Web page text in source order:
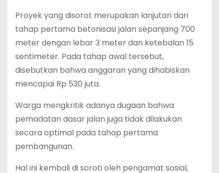
‎Proyek yang disorot merupakan lanjutan dari
tahap pertama betonisasi jalan sepanjang 700
meter dengan lebar 3 meter dan ketebalan 15
sentimeter. Pada tahap awal tersebut,
disebutkan bahwa anggaran yang dihabiskan
mencapai Rp 530 juta.
‎Warga mengkritik adanya dugaan bahwa
pemadatan dasar jalan juga tidak dilakukan
secara optimal pada tahap pertama
pembangunan.
‎Hal ini kembali di soroti oleh pengamat sosial,